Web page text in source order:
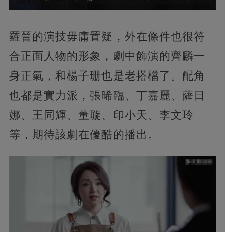
羅晉的演技毋庸置疑，外在條件也很符
合正面人物的形象，劇中飾演的齊麟一
身正氣，和楊子珊也是老搭檔了。配角
也都是實力派，張晞臨、丁嘉麗、薩日
娜、王同輝、董璇、印小天、李文玲
等，期待該劇在優酷的播出。